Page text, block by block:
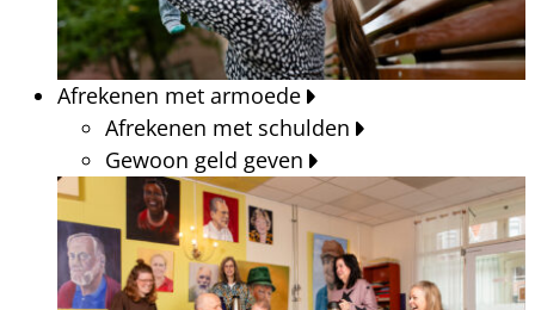
Afrekenen met armoede
Afrekenen met schulden
Gewoon geld geven